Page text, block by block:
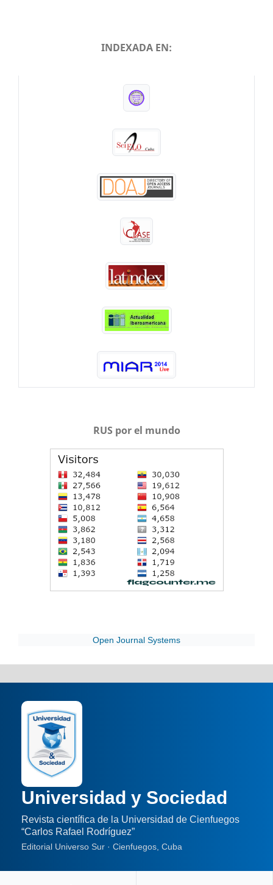
INDEXADA EN:
RUS por el mundo
Open Journal Systems
Universidad y Sociedad
Revista científica de la Universidad de Cienfuegos
“Carlos Rafael Rodríguez”
Editorial Universo Sur · Cienfuegos, Cuba